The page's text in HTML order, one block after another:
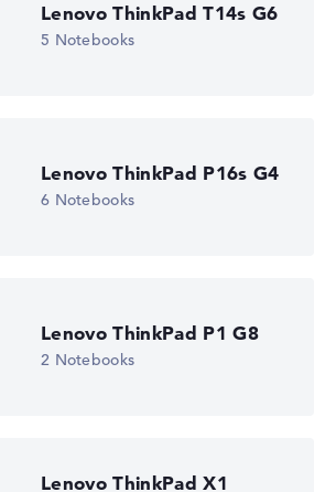
Lenovo ThinkPad T14s G6
5 Notebooks
Lenovo ThinkPad P16s G4
6 Notebooks
Lenovo ThinkPad P1 G8
2 Notebooks
Lenovo ThinkPad X1